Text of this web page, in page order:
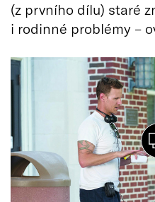
(z prvního dílu) staré
i rodinné problémy –